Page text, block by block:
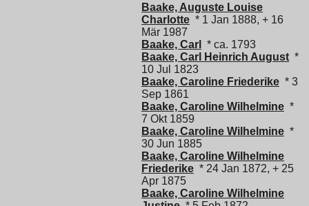
Baake, Auguste Louise
Charlotte * 1 Jan 1888, + 16
Mär 1987
Baake, Carl
* ca. 1793
Baake, Carl Heinrich August *
10 Jul 1823
Baake, Caroline Friederike * 3
Sep 1861
Baake, Caroline Wilhelmine *
7 Okt 1859
Baake, Caroline Wilhelmine *
30 Jun 1885
Baake, Caroline Wilhelmine
Friederike * 24 Jan 1872, + 25
Apr 1875
Baake, Caroline Wilhelmine